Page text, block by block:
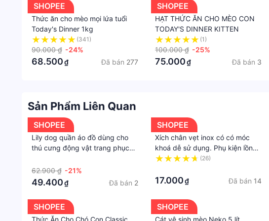
dày.
Hạt lanh không chỉ bổ sung các axit béo tốt như Omega 3,
mang lại lợi ích cho mèo đặc biệt khi sử dụng thức ăn hạt lâu
Bột yucca cũng góp phần hỗ trợ tiêu hóa nhưng công dụng
Bột củ cải đường có nhiều xơ hỗ trợ tiêu hóa và là nguồn cung
Chịu trách nhiệm bởi Chịu trách nhiệm sản phẩm CÔNG TY
#thucanchomeo #thucanchomeocatsrang #catsrang
#thứcăncatsrang #hạtCatsrang
SHOPEE
Thức ăn cho mèo mọi lứa tuổi
Today's Dinner 1kg
(341)
90.000 ₫ -24%
68.500₫ Đã bán 277
SHOPEE
HẠT THỨC ĂN CHO MÈO CON
TODAY'S DINNER KITTEN
(1)
100.000 ₫ -25%
75.000₫ Đã bán 3
Sản Phẩm Liên Quan
SHOPEE
Lily dog quần áo đồ dùng cho
thú cưng động vật trang phục
62.900 ₫ -21%
49.400₫ Đã bán 2
SHOPEE
Xích chân vẹt inox có có móc
khoá dễ sử dụng. Phụ kiện lồng
chim Main86 (26)
17.000₫ Đã bán 14
SHOPEE
Thức Ăn Cho Chó Con Classic
SHOPEE
Cát vệ sinh mèo Neko 5 lít